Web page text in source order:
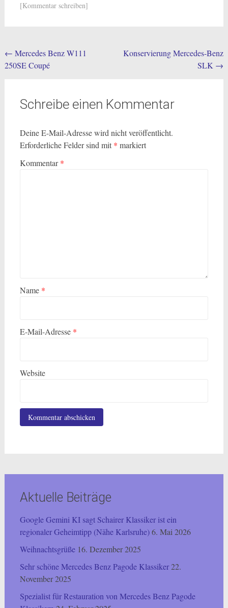
[Kommentar schreiben]
Post
navigation
← Mercedes Benz W111
250SE Coupé
Konservierung Mercedes-Benz
SLK →
Schreibe einen Kommentar
Deine E-Mail-Adresse wird nicht veröffentlicht.
Erforderliche Felder sind mit * markiert
Kommentar*
Name *
E-Mail-Adresse *
Website
Aktuelle Beiträge
Google Gemini KI sagt Schairer Klassiker ist ein
regionaler Geheimtipp (Nähe Karlsruhe)6. Mai 2026
Weihnachtsgrüße 16. Dezember 2025
Sehr schöne Mercedes Benz Pagode Klassiker22.
November 2025
Spezialist für Restauration von Mercedes Benz Pagode